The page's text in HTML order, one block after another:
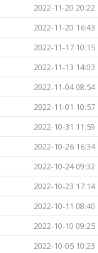
2022-11-20 20:22
2022-11-20 16:43
2022-11-17 10:15
2022-11-13 14:03
2022-11-04 08:54
2022-11-01 10:57
2022-10-31 11:59
2022-10-26 16:34
2022-10-24 09:32
2022-10-23 17:14
2022-10-11 08:40
2022-10-10 09:25
2022-10-05 10:23